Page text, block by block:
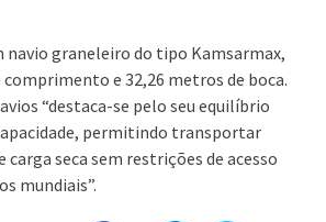
navio graneleiro do tipo Kamsarmax,
e 32,26 metros de boca.
“destaca-se pelo seu equilíbrio
permitindo transportar
carga seca sem restrições de acesso
mundiais”.